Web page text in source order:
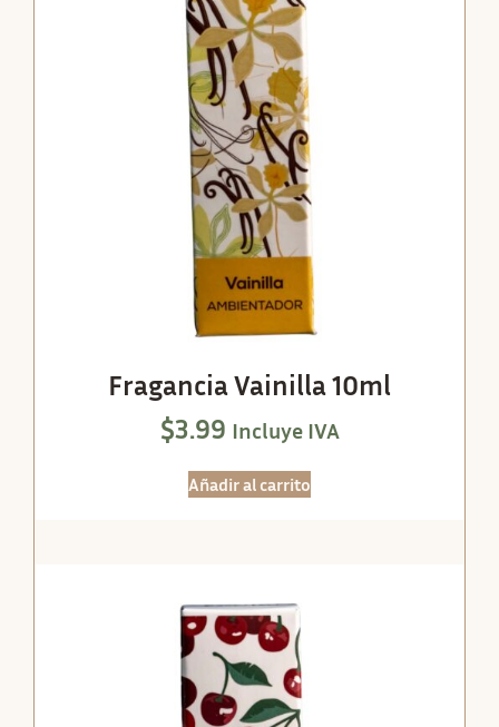
Fragancia Vainilla 10ml
$3.99 Incluye IVA
Añadir al carrito